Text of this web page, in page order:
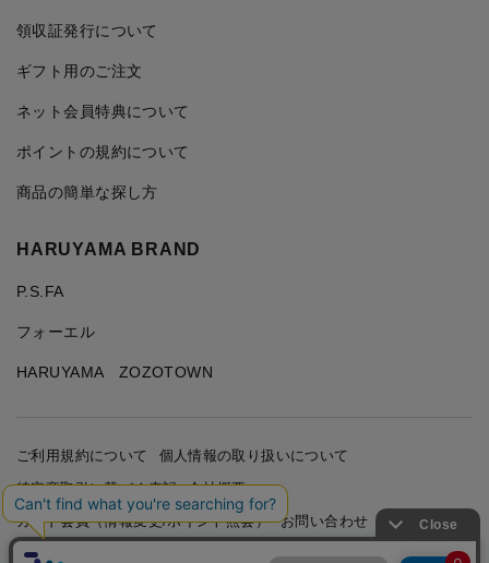
領収証発行について
ギフト用のご注文
ネット会員特典について
ポイントの規約について
商品の簡単な探し方
HARUYAMA BRAND
P.S.FA
フォーエル
HARUYAMA ZOZOTOWN
ご利用規約について
個人情報の取り扱いについて
特定商取引に基づく表記
会社概要
カード会員（情報変更/ポイント照会）
お問い合わせ